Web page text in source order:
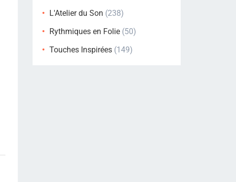
L'Atelier du Son (238)
Rythmiques en Folie (50)
Touches Inspirées (149)